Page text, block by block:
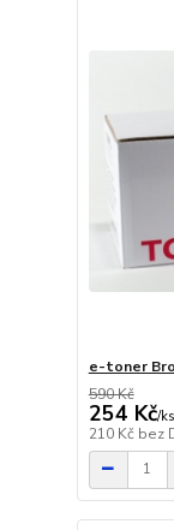
e-toner
590 Kč
254 Kč/ks
210 Kč bez